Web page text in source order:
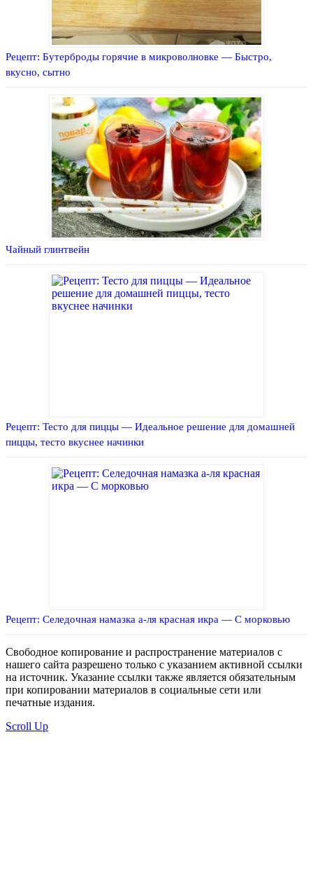
Рецепт: Бутерброды горячие в микроволновке — Быстро,
вкусно, сытно
Чайный глинтвейн
Рецепт: Тесто для пиццы — Идеальное решение для домашней
пиццы, тесто вкуснее начинки
Рецепт: Селедочная намазка а-ля красная икра — С морковью
Свободное копирование и распространение материалов с
нашего сайта разрешено только с указанием активной ссылки
на источник. Указание ссылки также является обязательным
при копировании материалов в социальные сети или
печатные издания.
Scroll Up